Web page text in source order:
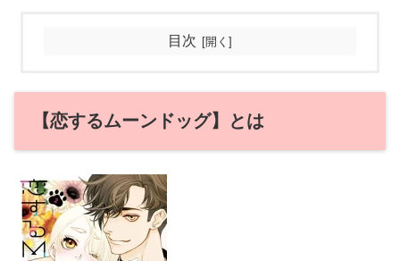
目次
【恋するムーンドッグ】とは